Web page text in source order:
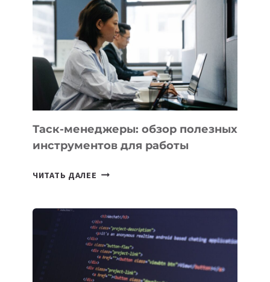
НОВЫЕ
ПРЕДМЕТЫ
ПО
ИСКУССТВЕННОМУ
ИНТЕЛЛЕКТУ
Таск-менеджеры: обзор полезных
инструментов для работы
ЧИТАТЬ ДАЛЕЕ ТАСК-
ПОЛЕЗНЫХ
ИНСТРУМЕНТОВ
ДЛЯ
РАБОТЫ